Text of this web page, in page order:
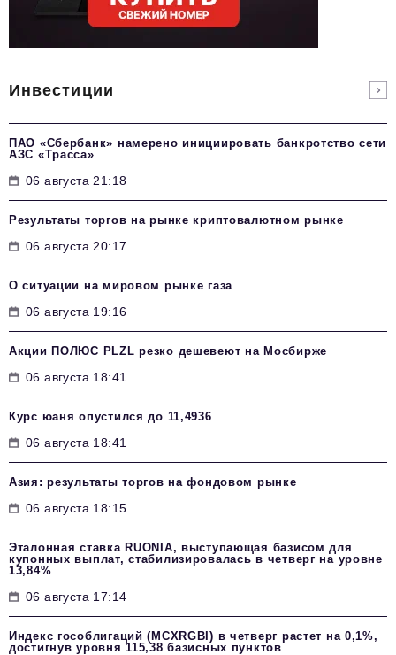
Инвестиции
ПАО «Сбербанк» намерено инициировать банкротство сети
АЗС «Трасса»
06 августа 21:18
Результаты торгов на рынке криптовалютном рынке
06 августа 20:17
О ситуации на мировом рынке газа
06 августа 19:16
Акции ПОЛЮС PLZL резко дешевеют на Мосбирже
06 августа 18:41
Курс юаня опустился до 11,4936
06 августа 18:41
Азия: результаты торгов на фондовом рынке
06 августа 18:15
Эталонная ставка RUONIA, выступающая базисом для
купонных выплат, стабилизировалась в четверг на уровне
13,84%
06 августа 17:14
Индекс гособлигаций (MCXRGBI) в четверг растет на 0,1%,
достигнув уровня 115,38 базисных пунктов